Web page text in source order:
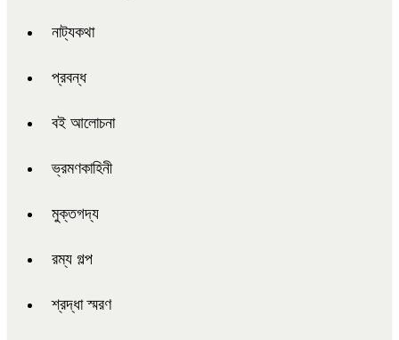
নাট্যকথা
প্রবন্ধ
বই আলোচনা
ভ্রমণকাহিনী
মুক্তগদ্য
রম্য গল্প
শ্রদ্ধা স্মরণ